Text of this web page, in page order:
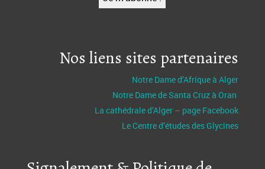
Nos liens sites partenaires
Notre Dame d’Afrique à Alger
Notre Dame de Santa Cruz à Oran
La cathédrale d’Alger – page Facebook
Le Centre d’études des Glycines